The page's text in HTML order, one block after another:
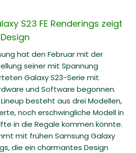
S23 FE Renderings zeigt
hat den Februar mit der
seiner mit Spannung
Galaxy S23-Serie mit
und Software begonnen.
Lineup besteht aus drei Modellen,
noch erschwingliche Modell in
in die Regale kommen könnte.
mit frühen Samsung Galaxy
die ein charmantes Design